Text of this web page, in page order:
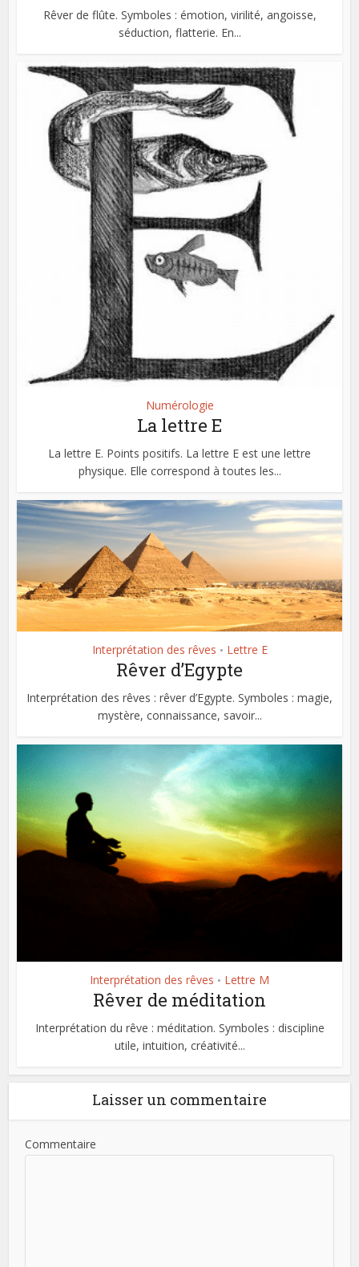
Rêver de flûte. Symboles : émotion, virilité, angoisse,
séduction, flatterie. En...
Numérologie
La lettre E
La lettre E. Points positifs. La lettre E est une lettre
physique. Elle correspond à toutes les...
Interprétation des rêves • Lettre E
Rêver d’Egypte
Interprétation des rêves : rêver d’Egypte. Symboles : magie,
mystère, connaissance, savoir...
Interprétation des rêves • Lettre M
Rêver de méditation
Interprétation du rêve : méditation. Symboles : discipline
utile, intuition, créativité...
Laisser un commentaire
Commentaire